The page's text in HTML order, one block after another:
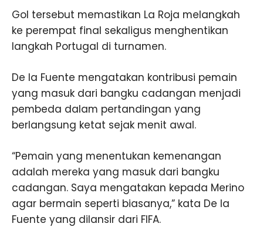
Gol tersebut memastikan La Roja melangkah
ke perempat final sekaligus menghentikan
langkah Portugal di turnamen.
De la Fuente mengatakan kontribusi pemain
yang masuk dari bangku cadangan menjadi
pembeda dalam pertandingan yang
berlangsung ketat sejak menit awal.
“Pemain yang menentukan kemenangan
adalah mereka yang masuk dari bangku
cadangan. Saya mengatakan kepada Merino
agar bermain seperti biasanya,” kata De la
Fuente yang dilansir dari FIFA.